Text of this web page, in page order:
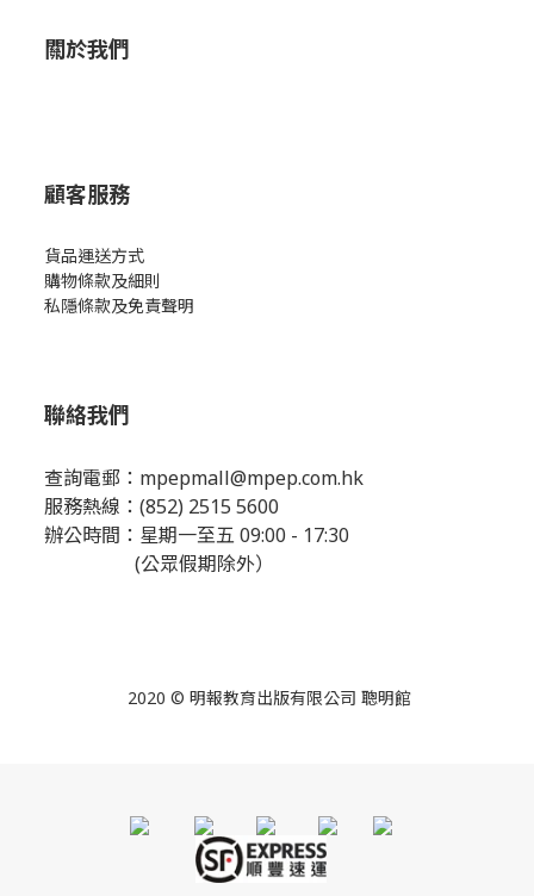
關於我們
顧客服務
貨品運送方式
購物條款及細則
私隱條款及免責聲明
聯絡我們
查詢電郵： mpepmall@mpep.com.hk
服務熱線：(852) 2515 5600
辦公時間：星期一至五 09:00 - 17:30
(公眾假期除外）
2020 © 明報教育出版有限公司 聰明館